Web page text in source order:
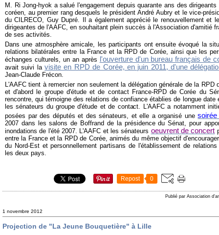
M. Ri Jong-hyok a salué l'engagement depuis quarante ans des
coréen, au premier rang desquels le président André Aubry et le vice-
du CILRECO, Guy Dupré. Il a également apprécié le renouvellement et
dirigeantes de l'AAFC, en souhaitant plein succès à l'Association d'amitié
de ses activités.
Dans une atmosphère amicale, les participants ont ensuite évoqué la
relations bilatérales entre la France et la RPD de Corée, ainsi que les
échanges culturels, un an après l'ouverture d'un bureau français de
avait suivi lavisite en RPD de Corée, en juin 2011, d'une
Jean-Claude Frécon.
L'AAFC tient à remercier non seulement la délégation générale de la RPD
et d'abord le groupe d'étude et de contact France-RPD de Corée du
rencontre, qui témoigne des relations de confiance établies de longue
les sénateurs du groupe d'étude et de contact. L'AAFC a notamment
posées par des députés et des sénateurs, et elle a organisé une
2007 dans les salons de Boffrand de la présidence du Sénat, pour
inondations de l'été 2007. L'AAFC et les sénateurs oeuvrent de concert
entre la France et la RPD de Corée, animés du même objectif
du Nord-Est et personnellement partisans de l'établissement de
les deux pays.
Repost 0
Publié par Association
1 novembre 2012
Projection de "La Jeune Bouquetière" à Lille